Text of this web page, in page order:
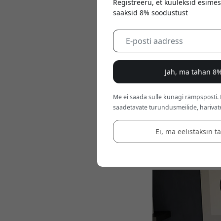
Kui töökoht
loomingulises
Uued mudelid
Registreeru, et kuuleksid
saaksid 8% soodustust
Jah, ma tahan
Me ei saada sulle kunagi
saadetavate turundusmeilide,
Ei, ma eelistaksin